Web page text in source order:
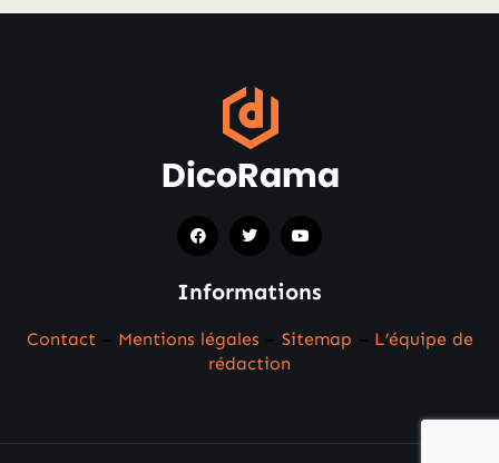
Informations
Contact Mentions légales Sitemap
L’équipe de
rédaction